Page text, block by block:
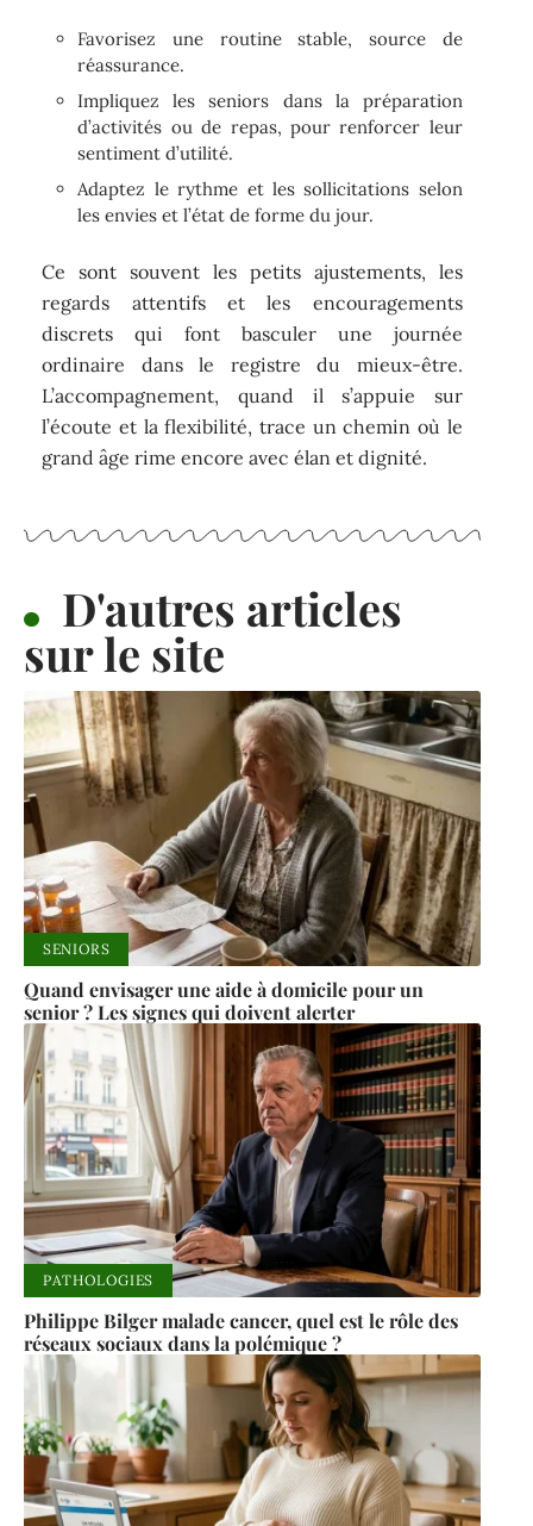
Favorisez une routine stable, source de
réassurance.
Impliquez les seniors dans la préparation
d’activités ou de repas, pour renforcer leur
sentiment d’utilité.
Adaptez le rythme et les sollicitations selon
les envies et l’état de forme du jour.
Ce sont souvent les petits ajustements, les
regards attentifs et les encouragements
discrets qui font basculer une journée
ordinaire dans le registre du mieux-être.
L’accompagnement, quand il s’appuie sur
l’écoute et la flexibilité, trace un chemin où le
grand âge rime encore avec élan et dignité.
D'autres articles
sur le site
SENIORS
Quand envisager une aide à domicile pour un
senior ? Les signes qui doivent alerter
PATHOLOGIES
Philippe Bilger malade cancer, quel est le rôle des
réseaux sociaux dans la polémique ?